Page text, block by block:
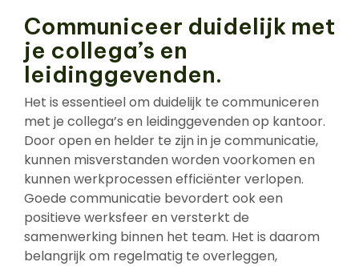
Communiceer duidelijk met
je collega’s en
leidinggevenden.
Het is essentieel om duidelijk te communiceren
met je collega’s en leidinggevenden op kantoor.
Door open en helder te zijn in je communicatie,
kunnen misverstanden worden voorkomen en
kunnen werkprocessen efficiënter verlopen.
Goede communicatie bevordert ook een
positieve werksfeer en versterkt de
samenwerking binnen het team. Het is daarom
belangrijk om regelmatig te overleggen,